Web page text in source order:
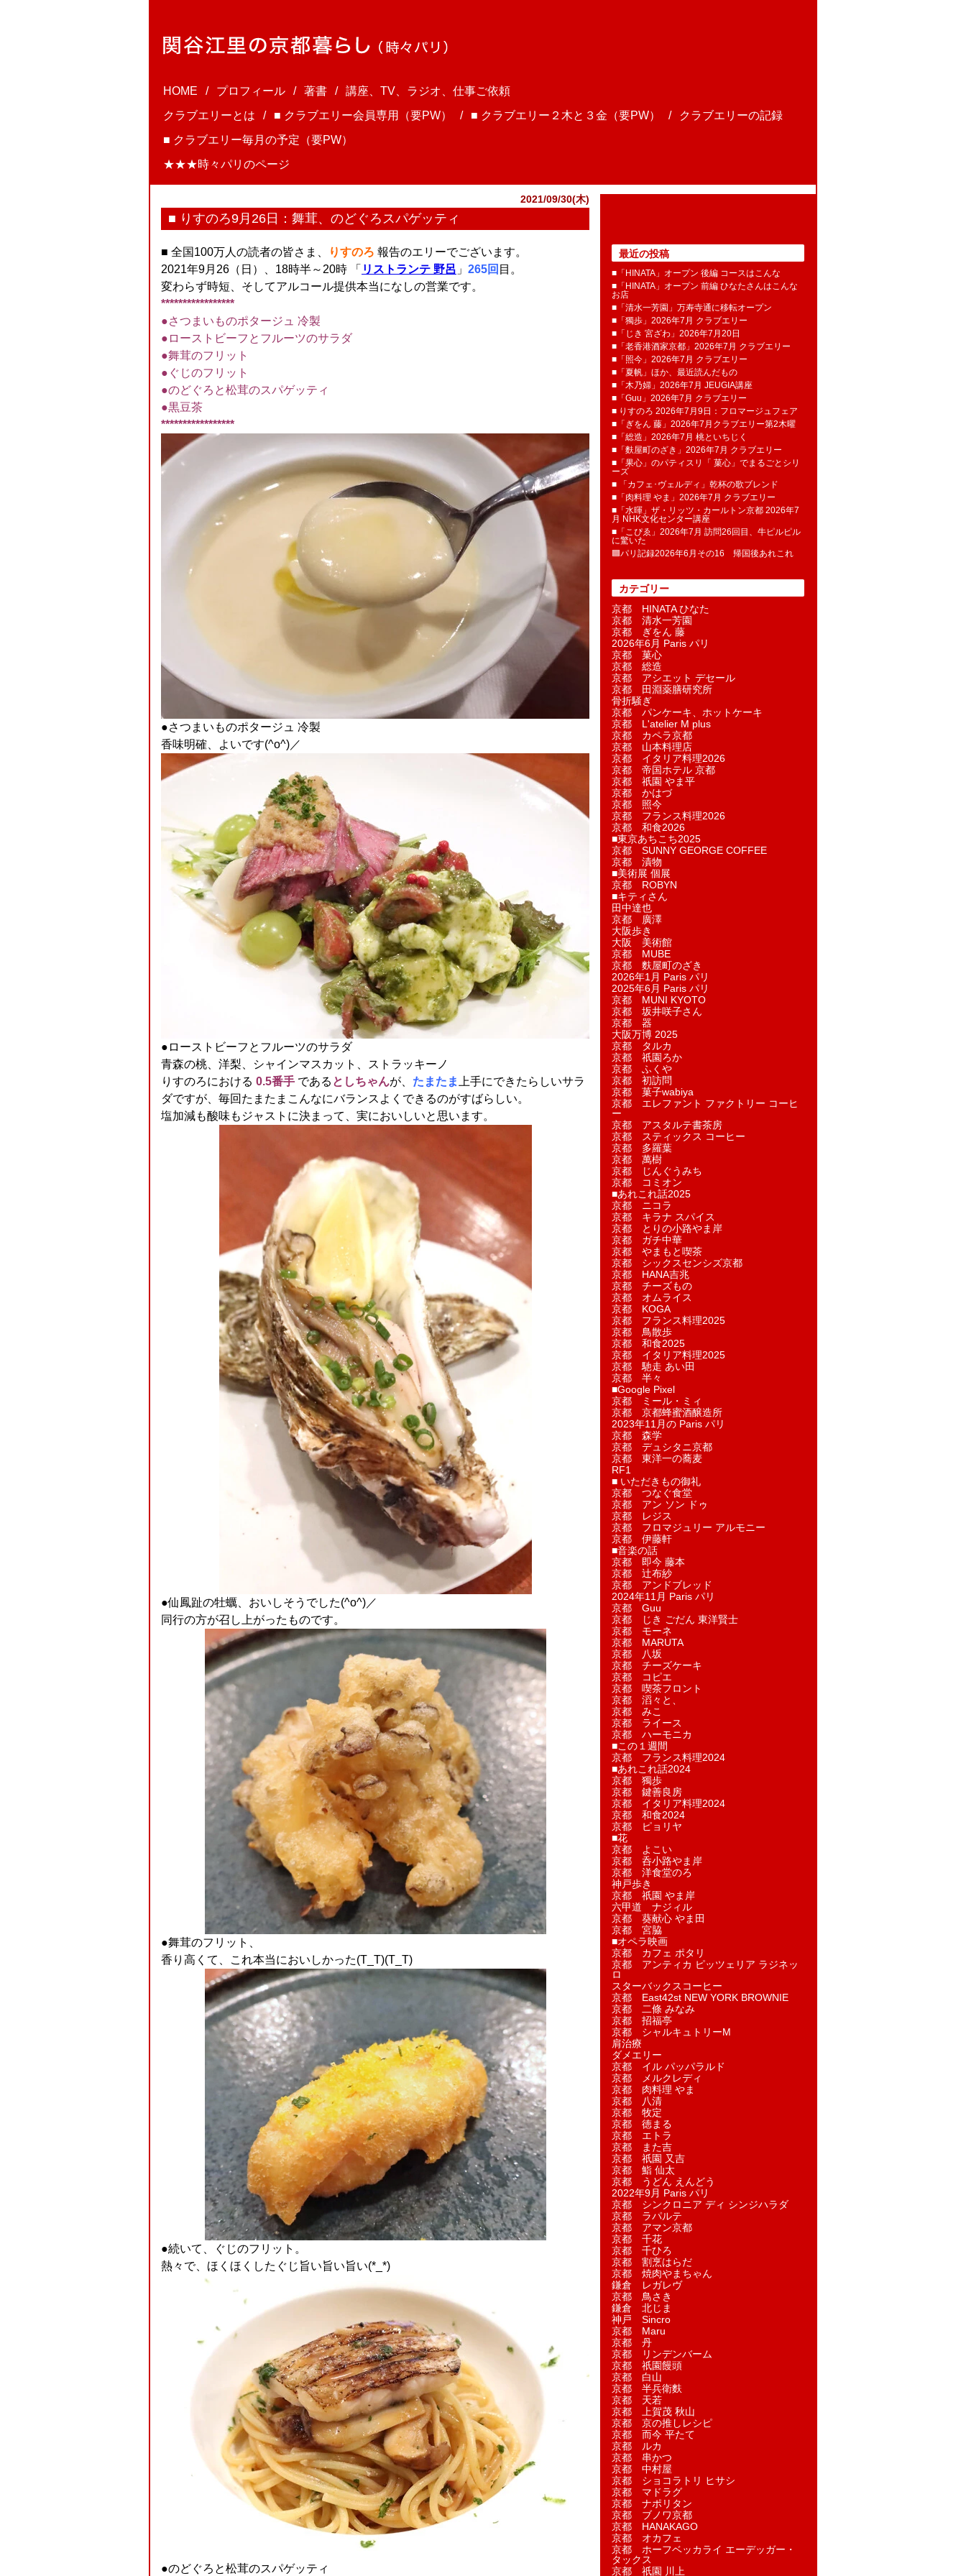
HOME プロフィール 著書
講座、TV、ラジオ、仕事ご依頼
クラブエリーとは
■ クラブエリー会員専用（要PW） ■ クラブエリー２木と３金（要PW）
クラブエリーの記録
■ クラブエリー毎月の予定（要PW）
★★★時々パリのページ
2021/09/30(木)
■ りすのろ9月26日：舞茸、のどぐろスパゲッティ
■ 全国100万人の読者の皆さま、 りすのろ 報告のエリーでございます。
2021年9月26（日）、18時半～20時 「 リストランテ 野呂 」 265回 目。
変わらず時短、そしてアルコール提供本当になしの営業です。
*****************
●さつまいものポタージュ 冷製
●ローストビーフとフルーツのサラダ
●舞茸のフリット
●ぐじのフリット
●のどぐろと松茸のスパゲッティ
●黒豆茶
*****************
●さつまいものポタージュ 冷製
香味明確、よいです(^o^)／
●ローストビーフとフルーツのサラダ
青森の桃、洋梨、シャインマスカット、ストラッキーノ
りすのろにおける 0.5番手 である としちゃんが、 たまたま上手にできたらしいサラ
ダですが、毎回たまたまこんなにバランスよくできるのがすばらしい。
塩加減も酸味もジャストに決まって、実においしいと思います。
●仙鳳趾の牡蠣、おいしそうでした(^o^)／
同行の方が召し上がったものです。
●舞茸のフリット、
香り高くて、これ本当においしかった(T_T)(T_T)
●続いて、ぐじのフリット。
熱々で、ほくほくしたぐじ旨い旨い旨い(*_*)
●のどぐろと松茸のスパゲッティ
最近の投稿
■「HINATA」オープン 後編 コースはこんな
■「HINATA」オープン 前編 ひなたさんはこんな
お店
■「清水一芳園」万寿寺通に移転オープン
■「獨歩」2026年7月 クラブエリー
■「じき 宮ざわ」2026年7月20日
■「老香港酒家京都」2026年7月 クラブエリー
■「照今」2026年7月 クラブエリー
■「夏帆」ほか、最近読んだもの
■「木乃婦」2026年7月 JEUGIA講座
■「Guu」2026年7月 クラブエリー
■ りすのろ 2026年7月9日：フロマージュフェア
■「ぎをん 藤」2026年7月クラブエリー第2木曜
■「総造」2026年7月 桃といちじく
■「麩屋町のざき」2026年7月 クラブエリー
■「果心」のパティスリ「 菓​心」でまるごとシリ
ーズ
■ 「カフェ･ヴェルディ」乾杯の歌ブレンド
■「肉料理 やま」2026年7月 クラブエリー
■「水暉」ザ・リッツ・カールトン京都 2026年7
月 NHK文化センター講座
■「こぴゑ」2026年7月 訪問26回目、牛ピルピル
に驚いた
🟦パリ記録2026年6月その16 帰国後あれこれ
カテゴリー
京都 HINATA ひなた
京都 清水一芳園
京都 ぎをん 藤
2026年6月 Paris パリ
京都 菓​心
京都 総造
京都 アシエット デセール
京都 田淵薬膳研究所
骨折騒ぎ
京都 パンケーキ、ホットケーキ
京都 L'atelier M plus
京都 カペラ京都
京都 山本料理店
京都 イタリア料理2026
京都 帝国ホテル 京都
京都 祇園 やま平
京都 かはづ
京都 照今
京都 フランス料理2026
京都 和食2026
■東京あちこち2025
京都 SUNNY GEORGE COFFEE
京都 漬物
■美術展 個展
京都 ROBYN
■キティさん
田中達也
京都 廣澤
大阪歩き
大阪 美術館
京都 MUBE
京都 麩屋町のざき
2026年1月 Paris パリ
2025年6月 Paris パリ
京都 MUNI KYOTO
京都 坂井咲子さん
京都 器
大阪万博 2025
京都 タルカ
京都 祇園ろか
京都 ふくや
京都 初訪問
京都 菓子wabiya
京都 エレファント ファクトリー コーヒ
ー
京都 アスタルテ書茶房
京都 スティックス コーヒー
京都 多羅葉
京都 萬樹
京都 じんぐうみち
京都 コミオン
■あれこれ話2025
京都 ニコラ
京都 キラナ スパイス
京都 とりの小路やま岸
京都 ガチ中華
京都 やまもと喫茶
京都 シックスセンシズ京都
京都 HANA吉兆
京都 チーズもの
京都 オムライス
京都 KOGA
京都 フランス料理2025
京都 鳥散歩
京都 和食2025
京都 イタリア料理2025
京都 馳走 あい田
京都 半々
■Google Pixel
京都 ミール・ミィ
京都 京都蜂蜜酒醸造所
2023年11月の Paris パリ
京都 森学
京都 デュシタニ京都
京都 東洋一の蕎麦
RF1
■ いただきもの御礼
京都 つなぐ食堂
京都 アン ソン ドゥ
京都 レジス
京都 フロマジュリー アルモニー
京都 伊藤軒
■音楽の話
京都 即今 藤本
京都 辻布紗
京都 アンドブレッド
2024年11月 Paris パリ
京都 Guu
京都 じき ごだん 東洋賢士
京都 モーネ
京都 MARUTA
京都 八坂
京都 チーズケーキ
京都 コピエ
京都 喫茶フロント
京都 滔々と、
京都 みこ
京都 ライース
京都 ハーモニカ
■この１週間
京都 フランス料理2024
■あれこれ話2024
京都 獨歩
京都 鍵善良房
京都 イタリア料理2024
京都 和食2024
京都 ピョリヤ
■花
京都 よこい
京都 呑小路やま岸
京都 洋食堂のろ
神戸歩き
京都 祇園 やま岸
六甲道 ナジィル
京都 葵献心 やま田
京都 宮脇
■オペラ映画
京都 カフェ ポタリ
京都 アンティカ ピッツェリア ラジネッ
ロ
スターバックスコーヒー
京都 East42st NEW YORK BROWNIE
京都 二條 みなみ
京都 招福亭
京都 シャルキュトリーM
肩治療
ダメエリー
京都 イル パッパラルド
京都 メルクレディ
京都 肉料理 やま
京都 八清
京都 牧定
京都 徳まる
京都 エトラ
京都 また吉
京都 祇園 又吉
京都 鮨 仙太
京都 うどん えんどう
2022年9月 Paris パリ
京都 シンクロニア ディ シンジハラダ
京都 ラパルテ
京都 アマン京都
京都 千花
京都 千ひろ
京都 割烹はらだ
京都 焼肉やまちゃん
鎌倉 レガレヴ
京都 鳥さき
鎌倉 北じま
神戸 Sincro
京都 Maru
京都 丹
京都 リンデンバーム
京都 祇園饅頭
京都 白山
京都 半兵衛麩
京都 天若
京都 上賀茂 秋山
京都 京の推しレシピ
京都 而今 平たて
京都 ルカ
京都 串かつ
京都 中村屋
京都 ショコラトリ ヒサシ
京都 マドラグ
京都 ナポリタン
京都 ブノワ京都
京都 HANAKAGO
京都 オカフェ
京都 ホーフベッカライ エーデッガー・
タックス
京都 祇園 川上